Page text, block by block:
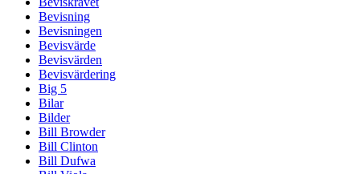
Bevisning
Bevisningen
Bevisvärde
Bevisvärden
Bevisvärdering
Big 5
Bilar
Bilder
Bill Browder
Bill Clinton
Bill Dufwa